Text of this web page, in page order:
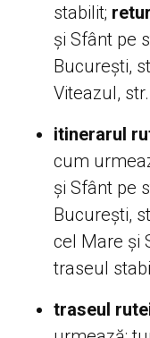
stabilit;
și Sfânt pe
București,
Viteazul,
itinerarul
cum
și Sfânt pe
București,
cel Mare și
traseul
traseul